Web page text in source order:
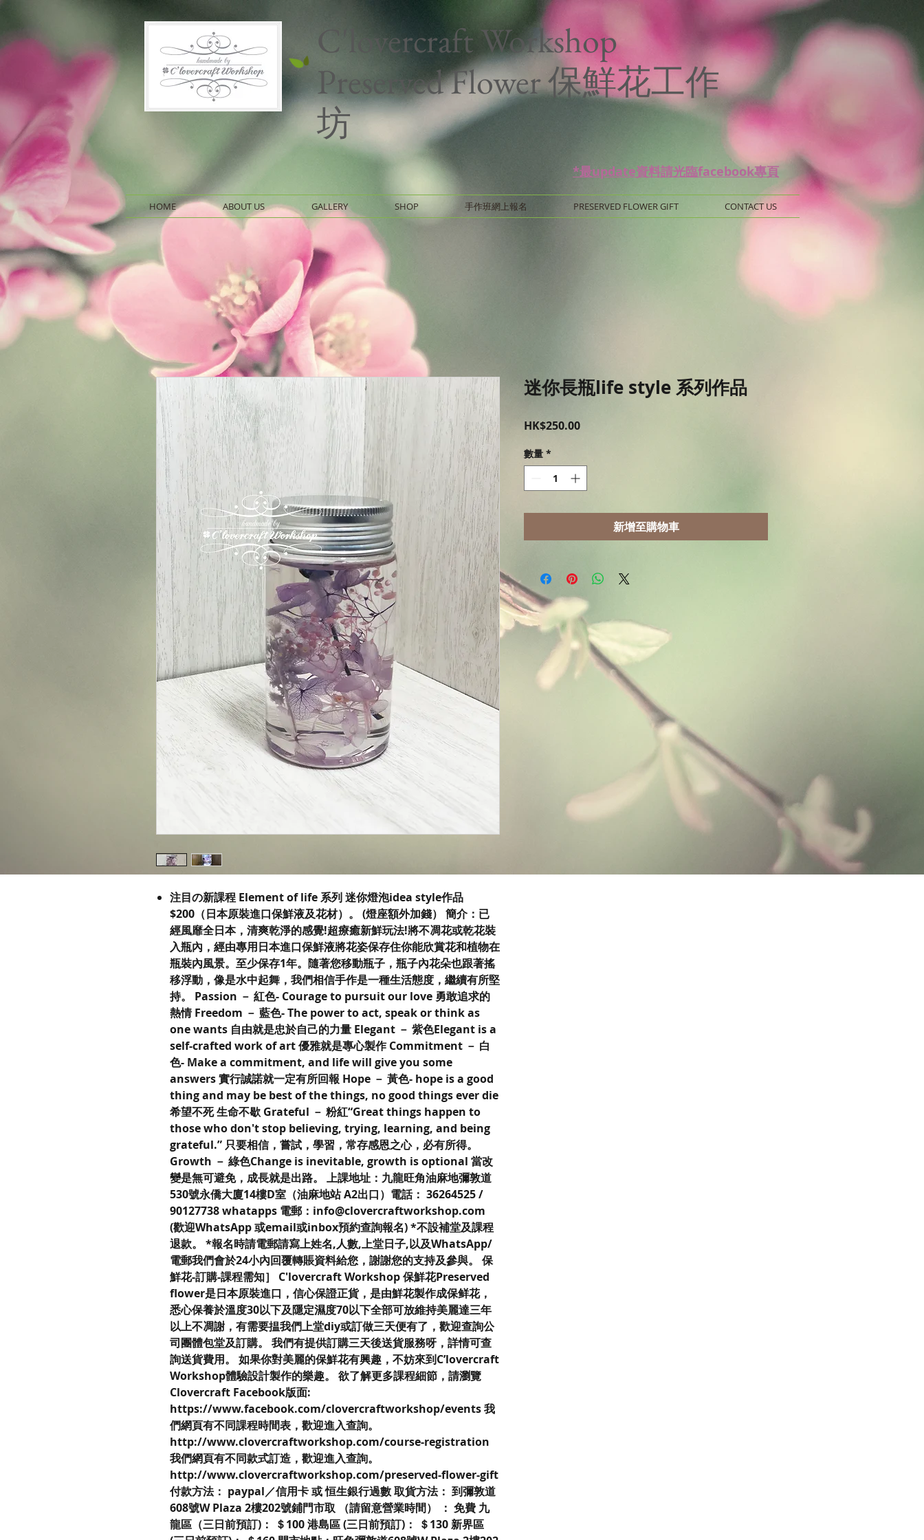
C'lovercraft Workshop
Preserved Flower 保鮮花工作
坊
*最update資料請光臨facebook專頁
HOME ABOUT US GALLERY SHOP 手作班網上報名 PRESERVED FLOWER GIFT CONTACT US
注目の新課程 Element of life 系列 迷你燈泡idea style作品
$200（日本原裝進口保鮮液及花材）。 (燈座額外加錢） 簡介：已
經風靡全日本，清爽乾淨的感覺!超療癒新鮮玩法!將不凋花或乾花裝
入瓶內，經由專用日本進口保鮮液將花姿保存住你能欣賞花和植物在
瓶裝內風景。至少保存1年。隨著您移動瓶子，瓶子內花朵也跟著搖
移浮動，像是水中起舞，我們相信手作是一種生活態度，繼續有所堅
持。 Passion － 紅色- Courage to pursuit our love 勇敢追求的
熱情 Freedom － 藍色- The power to act, speak or think as
one wants 自由就是忠於自己的力量 Elegant － 紫色Elegant is a
self-crafted work of art 優雅就是專心製作 Commitment － 白
色- Make a commitment, and life will give you some
answers 實行誠諾就一定有所回報 Hope － 黃色- hope is a good
thing and may be best of the things, no good things ever die
希望不死 生命不歇 Grateful － 粉紅“Great things happen to
those who don't stop believing, trying, learning, and being
grateful.” 只要相信，嘗試，學習，常存感恩之心，必有所得。
Growth － 綠色Change is inevitable, growth is optional 當改
變是無可避免，成長就是出路。 上課地址：九龍旺角油麻地彌敦道
530號永僑大廈14樓D室（油麻地站 A2出口）電話： 36264525 /
90127738 whatapps 電郵：info@clovercraftworkshop.com
(歡迎WhatsApp 或email或inbox預約查詢報名) *不設補堂及課程
退款。 *報名時請電郵請寫上姓名,人數,上堂日子,以及WhatsApp/
電郵我們會於24小內回覆轉賬資料給您，謝謝您的支持及參與。 保
鮮花-訂購-課程需知］ C'lovercraft Workshop 保鮮花Preserved
flower是日本原裝進口，信心保證正貨，是由鮮花製作成保鲜花，
悉心保養於溫度30以下及隱定濕度70以下全部可放維持美麗達三年
以上不凋謝，有需要揾我們上堂diy或訂做三天便有了，歡迎查詢公
司團體包堂及訂購。 我們有提供訂購三天後送貨服務呀，詳情可查
詢送貨費用。 如果你對美麗的保鮮花有興趣，不妨來到C’lovercraft
Workshop體驗設計製作的樂趣。 欲了解更多課程細節，請瀏覽
Clovercraft Facebook版面:
https://www.facebook.com/clovercraftworkshop/events 我
們網頁有不同課程時間表，歡迎進入查詢。
http://www.clovercraftworkshop.com/course-registration
我們網頁有不同款式訂造，歡迎進入查詢。
http://www.clovercraftworkshop.com/preserved-flower-gift
付款方法： paypal／信用卡 或 恒生銀行過數 取貨方法： 到彌敦道
608號W Plaza 2樓202號鋪門市取 （請留意營業時間） ： 免費 九
龍區（三日前預訂)： ＄100 港島區 (三日前預訂)： ＄130 新界區
迷你長瓶life style 系列作品
HK$250.00價
數量 *
新增至購物車